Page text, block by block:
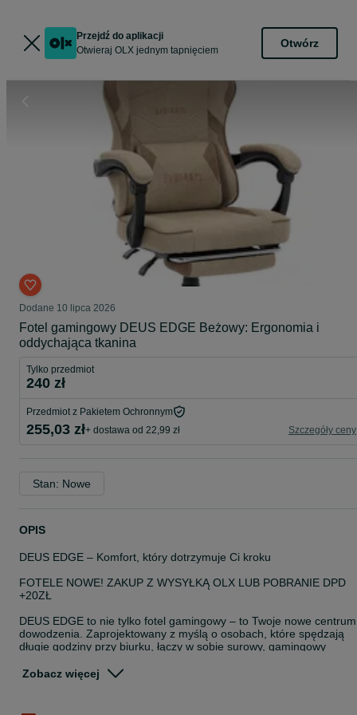
Przejdź do aplikacji
Otwieraj OLX jednym tapnięciem
Otwórz
Dodane 10 lipca 2026
Fotel gamingowy DEUS EDGE Beżowy: Ergonomia i
oddychająca tkanina
Tylko przedmiot
240 zł
Przedmiot z Pakietem Ochronnym
255,03 zł+ dostawa od 22,99 zł Szczegóły ceny
Stan: Nowe
OPIS
DEUS EDGE – Komfort, który dotrzymuje Ci kroku
FOTELE NOWE! ZAKUP Z WYSYŁKĄ OLX LUB POBRANIE DPD
+20ZŁ
DEUS EDGE to nie tylko fotel gamingowy – to Twoje nowe centrum
dowodzenia. Zaprojektowany z myślą o osobach, które spędzają
długie godziny przy biurku, łączy w sobie surowy, gamingowy
czy wspinasz się w rankingach ulubionej gry, czy domykasz ważny
Zobacz więcej